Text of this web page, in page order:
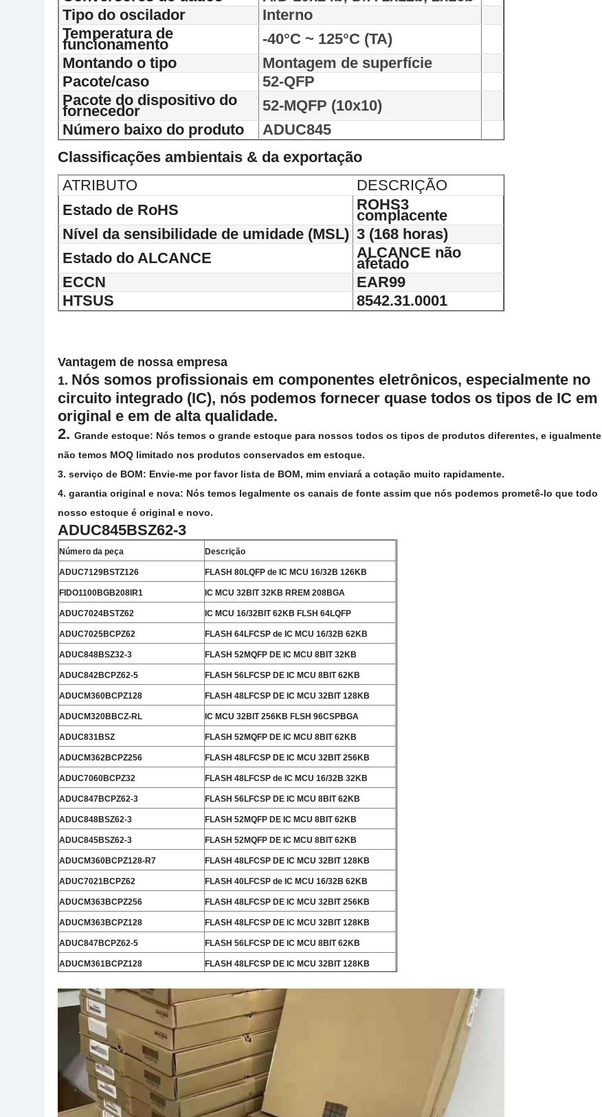
Tipo do oscilador
Interno
Temperatura de
funcionamento
-40°C ~ 125°C (TA)
Montando o tipo
Montagem de superfície
Pacote/caso
52-QFP
Pacote do dispositivo do
fornecedor
52-MQFP (10x10)
Número baixo do produto
ADUC845
Classificações ambientais & da exportação
ATRIBUTO
DESCRIÇÃO
Estado de RoHS
ROHS3
complacente
Nível da sensibilidade de umidade (MSL) 3 (168 horas)
Estado do ALCANCE
ALCANCE não
afetado
ECCN
EAR99
HTSUS
8542.31.0001
Vantagem de nossa empresa
1. Nós somos profissionais em componentes eletrônicos, especialmente no
circuito integrado (IC), nós podemos fornecer quase todos os tipos de IC em
original e em de alta qualidade.
2. Grande estoque: Nós temos o grande estoque para nossos todos os tipos de produtos diferentes, e igualmente
não temos MOQ limitado nos produtos conservados em estoque.
3. serviço de BOM: Envie-me por favor lista de BOM, mim enviará a cotação muito rapidamente.
4. garantia original e nova: Nós temos legalmente os canais de fonte assim que nós podemos prometê-lo que todo
nosso estoque é original e novo.
ADUC845BSZ62-3
Número da peça Descrição
ADUC7129BSTZ126 FLASH 80LQFP de IC MCU 16/32B 126KB
FIDO1100BGB208IR1 IC MCU 32BIT 32KB RREM 208BGA
ADUC7024BSTZ62 IC MCU 16/32BIT 62KB FLSH 64LQFP
ADUC7025BCPZ62 FLASH 64LFCSP de IC MCU 16/32B 62KB
ADUC848BSZ32-3 FLASH 52MQFP DE IC MCU 8BIT 32KB
ADUC842BCPZ62-5 FLASH 56LFCSP DE IC MCU 8BIT 62KB
ADUCM360BCPZ128 FLASH 48LFCSP DE IC MCU 32BIT 128KB
ADUCM320BBCZ-RL IC MCU 32BIT 256KB FLSH 96CSPBGA
ADUC831BSZ FLASH 52MQFP DE IC MCU 8BIT 62KB
ADUCM362BCPZ256 FLASH 48LFCSP DE IC MCU 32BIT 256KB
ADUC7060BCPZ32 FLASH 48LFCSP de IC MCU 16/32B 32KB
ADUC847BCPZ62-3 FLASH 56LFCSP DE IC MCU 8BIT 62KB
ADUC848BSZ62-3 FLASH 52MQFP DE IC MCU 8BIT 62KB
ADUC845BSZ62-3 FLASH 52MQFP DE IC MCU 8BIT 62KB
ADUCM360BCPZ128-R7 FLASH 48LFCSP DE IC MCU 32BIT 128KB
ADUC7021BCPZ62 FLASH 40LFCSP de IC MCU 16/32B 62KB
ADUCM363BCPZ256 FLASH 48LFCSP DE IC MCU 32BIT 256KB
ADUCM363BCPZ128 FLASH 48LFCSP DE IC MCU 32BIT 128KB
ADUC847BCPZ62-5 FLASH 56LFCSP DE IC MCU 8BIT 62KB
ADUCM361BCPZ128 FLASH 48LFCSP DE IC MCU 32BIT 128KB